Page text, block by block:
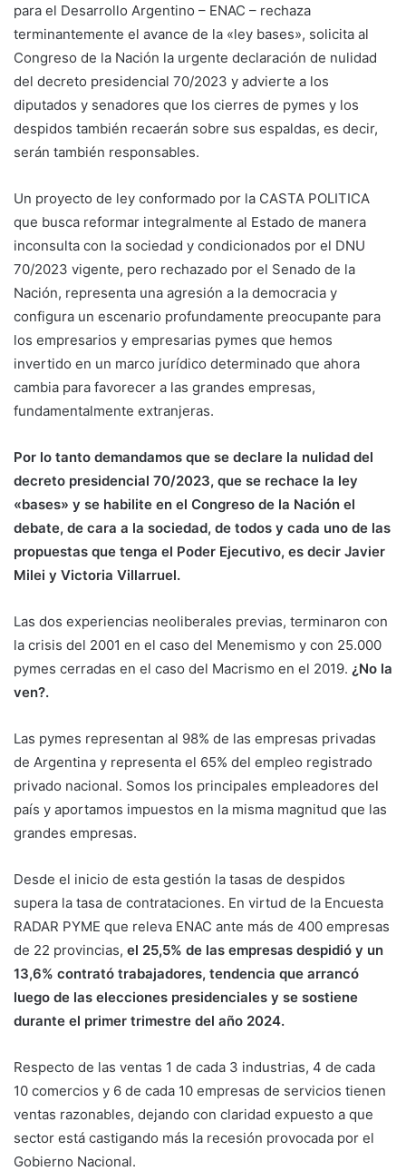
para el Desarrollo Argentino – ENAC – rechaza
terminantemente el avance de la «ley bases», solicita al
Congreso de la Nación la urgente declaración de nulidad
del decreto presidencial 70/2023 y advierte a los
diputados y senadores que los cierres de pymes y los
despidos también recaerán sobre sus espaldas, es decir,
serán también responsables.
Un proyecto de ley conformado por la CASTA POLITICA
que busca reformar integralmente al Estado de manera
inconsulta con la sociedad y condicionados por el DNU
70/2023 vigente, pero rechazado por el Senado de la
Nación, representa una agresión a la democracia y
configura un escenario profundamente preocupante para
los empresarios y empresarias pymes que hemos
invertido en un marco jurídico determinado que ahora
cambia para favorecer a las grandes empresas,
fundamentalmente extranjeras.
Por lo tanto demandamos que se declare la nulidad del
decreto presidencial 70/2023, que se rechace la ley
«bases» y se habilite en el Congreso de la Nación el
debate, de cara a la sociedad, de todos y cada uno de las
propuestas que tenga el Poder Ejecutivo, es decir Javier
Milei y Victoria Villarruel.
Las dos experiencias neoliberales previas, terminaron con
la crisis del 2001 en el caso del Menemismo y con 25.000
pymes cerradas en el caso del Macrismo en el 2019. ¿No la
ven?.
Las pymes representan al 98% de las empresas privadas
de Argentina y representa el 65% del empleo registrado
privado nacional. Somos los principales empleadores del
país y aportamos impuestos en la misma magnitud que las
grandes empresas.
Desde el inicio de esta gestión la tasas de despidos
supera la tasa de contrataciones. En virtud de la Encuesta
RADAR PYME que releva ENAC ante más de 400 empresas
de 22 provincias, el 25,5% de las empresas despidió y un
13,6% contrató trabajadores, tendencia que arrancó
luego de las elecciones presidenciales y se sostiene
durante el primer trimestre del año 2024.
Respecto de las ventas 1 de cada 3 industrias, 4 de cada
10 comercios y 6 de cada 10 empresas de servicios tienen
ventas razonables, dejando con claridad expuesto a que
sector está castigando más la recesión provocada por el
Gobierno Nacional.